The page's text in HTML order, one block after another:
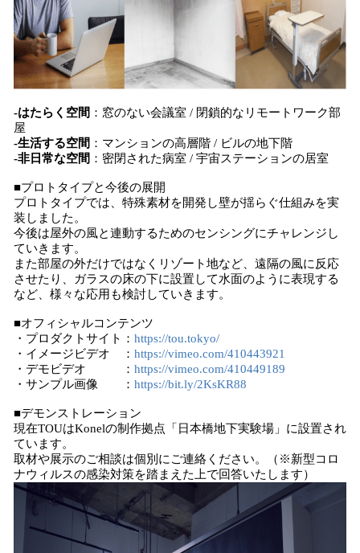
-はたらく空間 ：窓のない会議室 / 閉鎖的なリモートワーク部
屋
-生活する空間 ：マンションの高層階 / ビルの地下階
-非日常な空間 ：密閉された病室 / 宇宙ステーションの居室
■プロトタイプと今後の展開
プロトタイプでは、特殊素材を開発し壁が揺らぐ仕組みを実
装しました。
今後は屋外の風と連動するためのセンシングにチャレンジし
ていきます。
また部屋の外だけではなくリゾート地など、遠隔の風に反応
させたり、ガラスの床の下に設置して水面のように表現する
など、様々な応用も検討していきます。
■オフィシャルコンテンツ
・プロダクトサイト： https://tou.tokyo/
・イメージビデオ ： https://vimeo.com/410443921
・デモビデオ ： https://vimeo.com/410449189
・サンプル画像 ： https://bit.ly/2KsKR88
■デモンストレーション
現在TOUはKonelの制作拠点「日本橋地下実験場」に設置され
ています。
取材や展示のご相談は個別にご連絡ください。（※新型コロ
ナウィルスの感染対策を踏まえた上で回答いたします）